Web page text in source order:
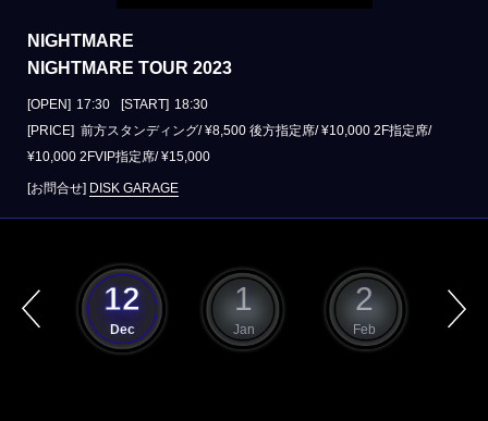
NIGHTMARE
NIGHTMARE TOUR 2023
[OPEN] 17:30 [START] 18:30
[PRICE] 前方スタンディング/ ¥8,500 後方指定席/ ¥10,000 2F指定席/
¥10,000 2FVIP指定席/ ¥15,000
[お問合せ] DISK GARAGE
12
Dec
1
Jan
2
Feb